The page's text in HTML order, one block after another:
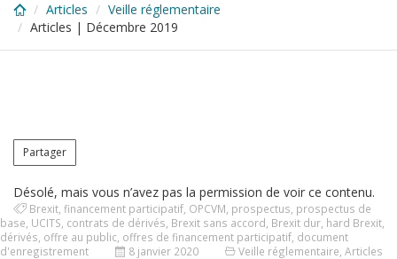
Articles
Veille réglementaire
Articles | Décembre 2019
Partager
Désolé, mais vous n’avez pas la permission de voir ce contenu.
Brexit financement participatif OPCVM prospectus prospectus de
base UCITS contrats de dérivés Brexit sans accord Brexit dur hard Brexit
dérivés offre au public offres de financement participatif document
d'enregistrement
8 janvier 2020 Veille réglementaire Articles